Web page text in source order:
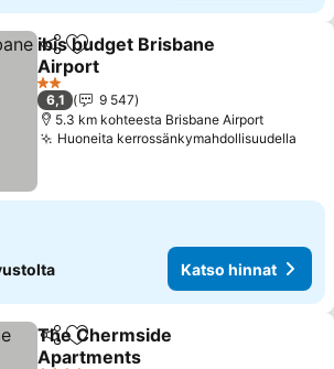
Jaa Lisää suosikkeihin
ibis budget Brisbane
Airport
2 Tähtiluokitus
6,1
9 547
5.3 km kohteesta Brisbane Airport
Huoneita kerrossänkymahdollisuudella
Katso hinnat
Jaa Lisää suosikkeihin
The Chermside
Apartments